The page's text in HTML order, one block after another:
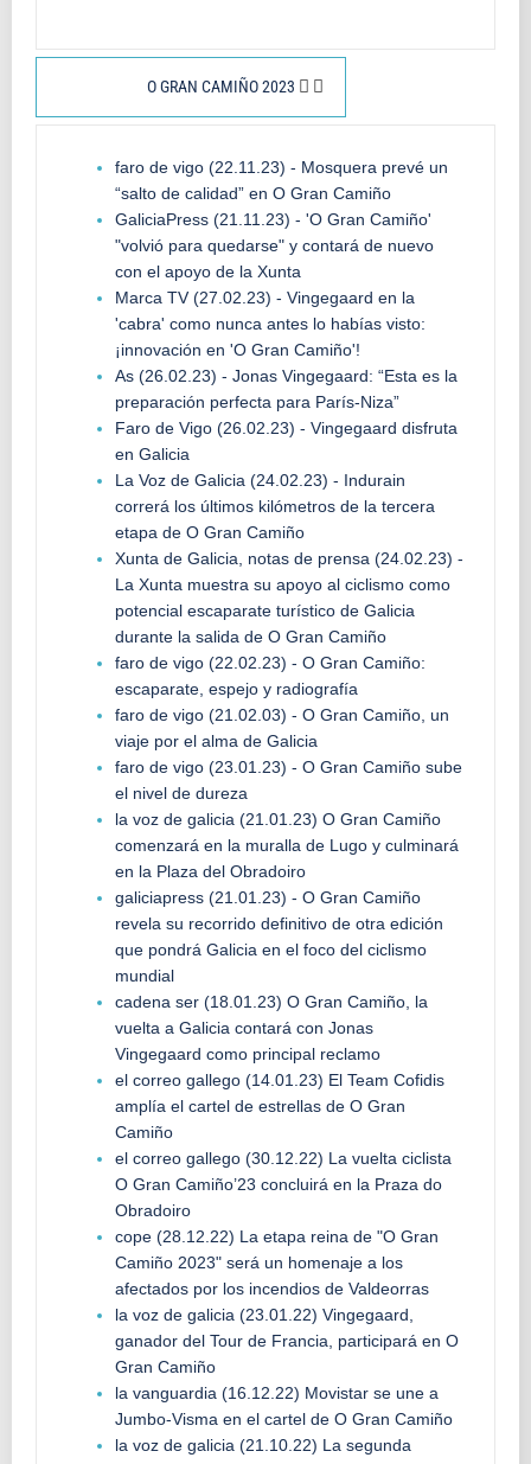
O GRAN CAMIÑO 2023
faro de vigo (22.11.23) - Mosquera prevé un
“salto de calidad” en O Gran Camiño
GaliciaPress (21.11.23) - 'O Gran Camiño'
"volvió para quedarse" y contará de nuevo
con el apoyo de la Xunta
Marca TV (27.02.23) - Vingegaard en la
'cabra' como nunca antes lo habías visto:
¡innovación en 'O Gran Camiño'!
As (26.02.23) - Jonas Vingegaard: “Esta es la
preparación perfecta para París-Niza”
Faro de Vigo (26.02.23) - Vingegaard disfruta
en Galicia
La Voz de Galicia (24.02.23) - Indurain
correrá los últimos kilómetros de la tercera
etapa de O Gran Camiño
Xunta de Galicia, notas de prensa (24.02.23) -
La Xunta muestra su apoyo al ciclismo como
potencial escaparate turístico de Galicia
durante la salida de O Gran Camiño
faro de vigo (22.02.23) - O Gran Camiño:
escaparate, espejo y radiografía
faro de vigo (21.02.03) - O Gran Camiño, un
viaje por el alma de Galicia
faro de vigo (23.01.23) - O Gran Camiño sube
el nivel de dureza
la voz de galicia (21.01.23) O Gran Camiño
comenzará en la muralla de Lugo y culminará
en la Plaza del Obradoiro
galiciapress (21.01.23) - O Gran Camiño
revela su recorrido definitivo de otra edición
que pondrá Galicia en el foco del ciclismo
mundial
cadena ser (18.01.23) O Gran Camiño, la
vuelta a Galicia contará con Jonas
Vingegaard como principal reclamo
el correo gallego (14.01.23) El Team Cofidis
amplía el cartel de estrellas de O Gran
Camiño
el correo gallego (30.12.22) La vuelta ciclista
O Gran Camiño’23 concluirá en la Praza do
Obradoiro
cope (28.12.22) La etapa reina de "O Gran
Camiño 2023" será un homenaje a los
afectados por los incendios de Valdeorras
la voz de galicia (23.01.22) Vingegaard,
ganador del Tour de Francia, participará en O
Gran Camiño
la vanguardia (16.12.22) Movistar se une a
Jumbo-Visma en el cartel de O Gran Camiño
la voz de galicia (21.10.22) La segunda